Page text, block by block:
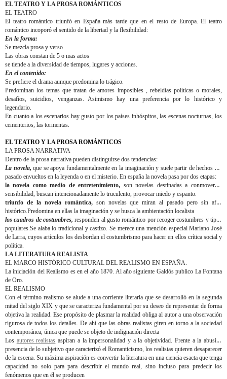
EL TEATRO Y LA PROSA ROMÁNTICOS
EL TEATRO
El teatro romántico triunfó en España más tarde que en el resto de Europa. El teatro
romántico incoporó el sentido de la libertad y la flexibilidad:
En la forma:
Se mezcla prosa y verso
Las obras constan de 5 o mas actos
se tiende a la diversidad de tiempos, lugares y acciones.
En el contenido:
Se prefiere el drama aunque predomina lo trágico.
Predominan los temas que tratan de amores imposibles , rebeldías políticas o morales,
desafíos, suicidios, venganzas. Asimismo hay una preferencia por lo histórico y
legendario.
En cuanto a los escenarios hay gusto por los países inhóspitos, las escenas nocturnas, los
cementerios, las tormentas.
EL TEATRO Y LA PROSA ROMÁNTICOS
LA PROSA NARRATIVA
Dentro de la prosa narrativa pueden distinguirse dos tendencias:
La novela, que se apoya fundamentalmente en la imaginación y suele partir de hechos del
pasado envueltos en la leyenda o en el misterio. En españa la novela pasa por dos etapas:
la novela como medio de entretenimiento, son novelas destinadas a conmover la
sensibilidad, buscan intencionadamente lo truculento, provocar miedo y espanto.
triunfo de la novela romántica, son novelas que miran al pasado pero sin afán
histórico.Predomina en ellas la imaginación y se busca la ambientación localista
los cuadros de costumbres,responden al gusto romántico por recoger costumbres y tipos
populares.Se alaba lo tradicional y castizo. Se merece una mención especial Mariano José
de Larra, cuyos artículos los desbordan el costumbrismo para hacer en ellos crítica social y
política.
LA LITERATURA REALISTA
EL MARCO HISTÓRICO CULTURAL DEL REALISMO EN ESPAÑA.
La iniciación del Realismo es en el año 1870. Al año siguiente Galdós publico La Fontana
de Oro.
EL REALISMO
Con el término realismo se alude a una corriente literaria que se desarrolló en la segunda
mitad del siglo XIX y que se caracteriza fundamental por su deseo de representar de forma
objetiva la realidad. Ese propósito de plasmar la realidad obliga al autor a una observación
rigurosa de todos los detalles. De ahí que las obras realistas giren en torno a la sociedad
contemporánea, única que puede se objeto de indignación directa
Los autores realistas aspiran a la impersonalidad y a la objetividad. Frente a la abusiva
presencia de lo subjetivo que caracterizó el Romanticismo, los realistas quieren desaparecer
de la escena. Su máxima aspiración es convertir la literatura en una ciencia esacta que tenga
capacidad no solo para para describir el mundo real, sino incluso para predecir los
fenómenos que en él se producen